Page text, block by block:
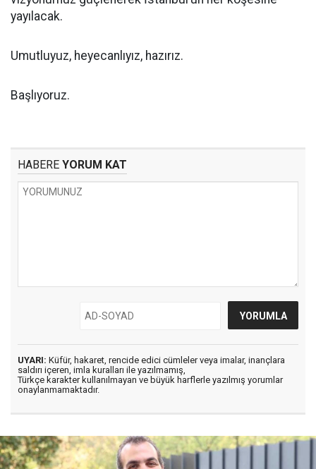
yayılacak.
Umutluyuz, heyecanlıyız, hazırız.
Başlıyoruz.
HABERE YORUM KAT
UYARI: Küfür, hakaret, rencide edici cümleler veya imalar, inançlara
saldırı içeren, imla kuralları ile yazılmamış,
Türkçe karakter kullanılmayan ve büyük harflerle yazılmış yorumlar
onaylanmamaktadır.